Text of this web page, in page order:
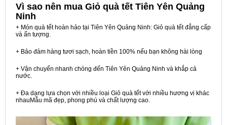
Vì sao nên mua Giỏ quà tết Tiên Yên Quảng
Ninh
+ Món quà tết hoàn hảo tại Tiên Yên Quảng Ninh: Giỏ quà tết đẳng cấp
và ấn tượng.
+ Bảo đảm hàng tươi sạch, hoàn tiền 100% nếu bạn không hài lòng
+ Vận chuyển nhanh chóng đến Tiên Yên Quảng Ninh và khắp cả
nước.
+ Đa dạng lựa chọn với nhiều loại Giỏ quà tết với nhiều hương vị khác
nhauMẫu mã đẹp, phong phú và chất lượng cao.